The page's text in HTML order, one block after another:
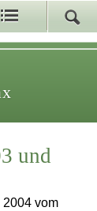
und
vom